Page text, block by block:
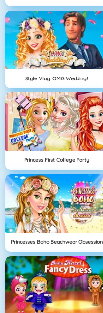
Style Vlog: OMG Wedding!
Princess First College Party
Princesses Boho Beachwear Obsession